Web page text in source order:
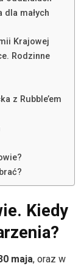
małych
Krajowej
Rodzinne
z Rubble’em
Kiedy
maja, oraz w